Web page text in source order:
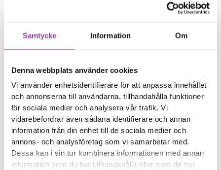
Samtycke Information Om
Denna webbplats använder cookies
Vi använder enhetsidentifierare för att anpassa innehållet
och annonserna till användarna, tillhandahålla funktioner
för sociala medier och analysera vår trafik. Vi
vidarebefordrar även sådana identifierare och annan
information från din enhet till de sociala medier och
annons- och analysföretag som vi samarbetar med.
Dessa kan i sin tur kombinera informationen med annan
information som du har tillhandahållit eller som de har
Enheten startar inte
enheten
minuter
Fler reparationer för samma
modell